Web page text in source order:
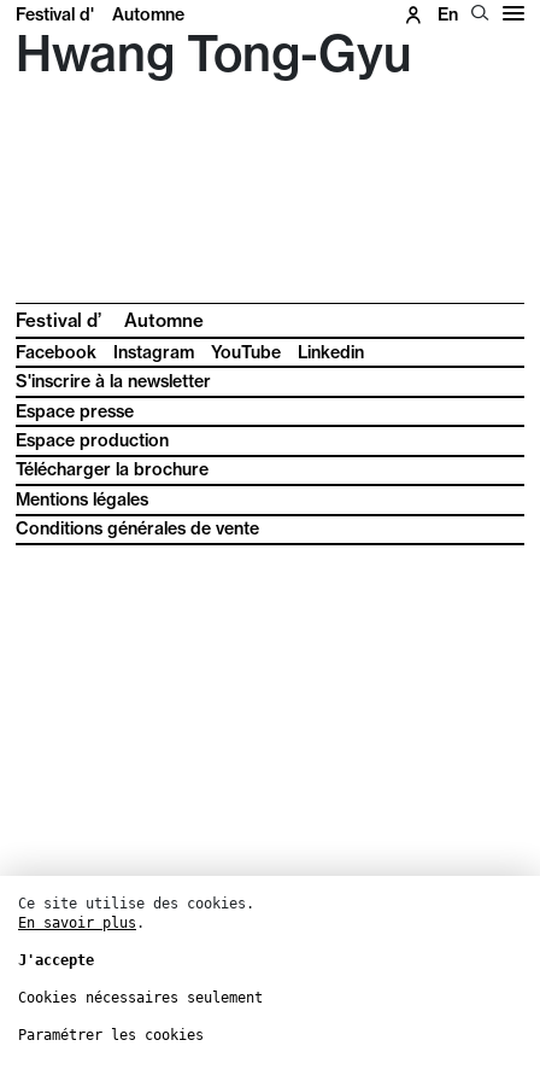
Festival d' Automne En
Hwang Tong-Gyu
Festival d’ Automne
Facebook Instagram YouTube
Linkedin
S'inscrire à la newsletter
Espace presse
Espace production
Télécharger la brochure
Mentions légales
Conditions générales de vente
Ce site utilise des cookies.
En savoir plus .
J'accepte
Cookies nécessaires seulement
Paramétrer les cookies